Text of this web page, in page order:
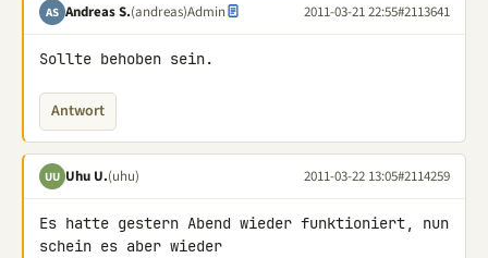
AS Andreas S.(andreas)Admin 2011-03-21 22:55#2113641
Sollte behoben sein.
Antwort
UU Uhu U.(uhu) 2011-03-22 13:05#2114259
Es hatte gestern Abend wieder funktioniert, nun
schein es aber wieder